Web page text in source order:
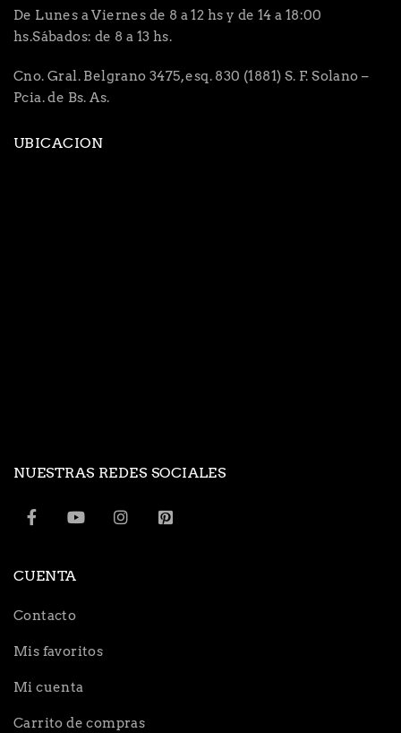
De Lunes a Viernes de 8 a 12 hs y de 14 a 18:00
hs.Sábados: de 8 a 13 hs.
Cno. Gral. Belgrano 3475, esq. 830 (1881) S. F. Solano –
Pcia. de Bs. As.
UBICACION
NUESTRAS REDES SOCIALES
CUENTA
Contacto
Mis favoritos
Mi cuenta
Carrito de compras